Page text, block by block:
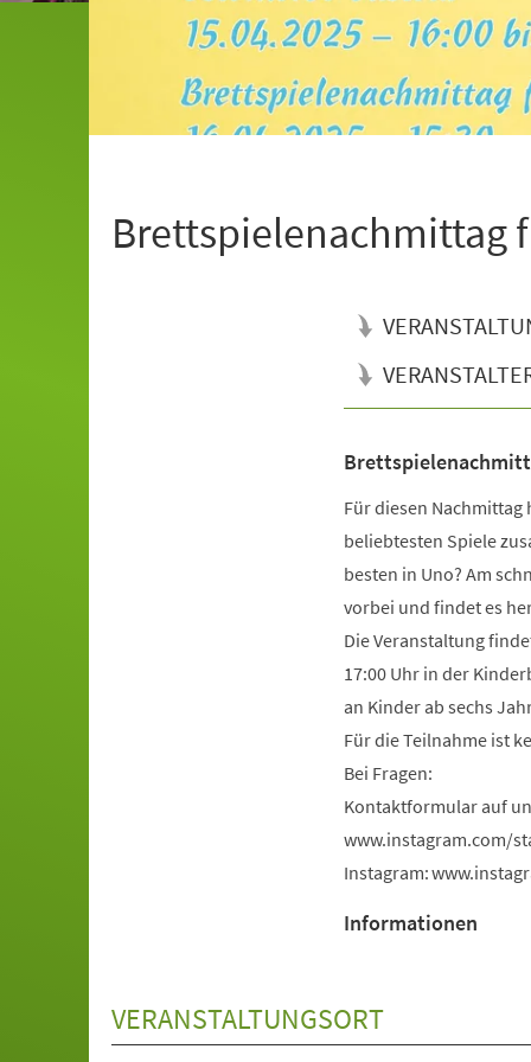
Brettspielenachmittag
Für diesen
beliebtesten Spiele
besten in Uno? Am
vorbei und findet es
Die Veranstaltung
17:00 Uhr in der
an Kinder ab sechs
Für die Teilnahme ist
Bei Fragen:
Kontaktformular auf
www.instagram.com/
Instagram:
Informationen
VERANSTALTUNGSORT